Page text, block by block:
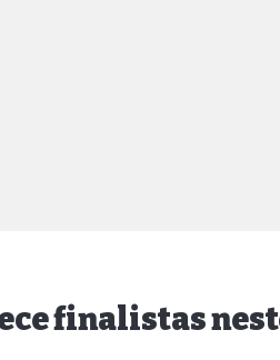
finalistas